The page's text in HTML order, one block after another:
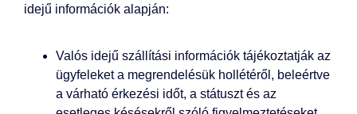
idejű információk alapján:
Valós idejű szállítási információk tájékoztatják az
ügyfeleket a megrendelésük hollétéről, beleértve
a várható érkezési időt, a státuszt és az